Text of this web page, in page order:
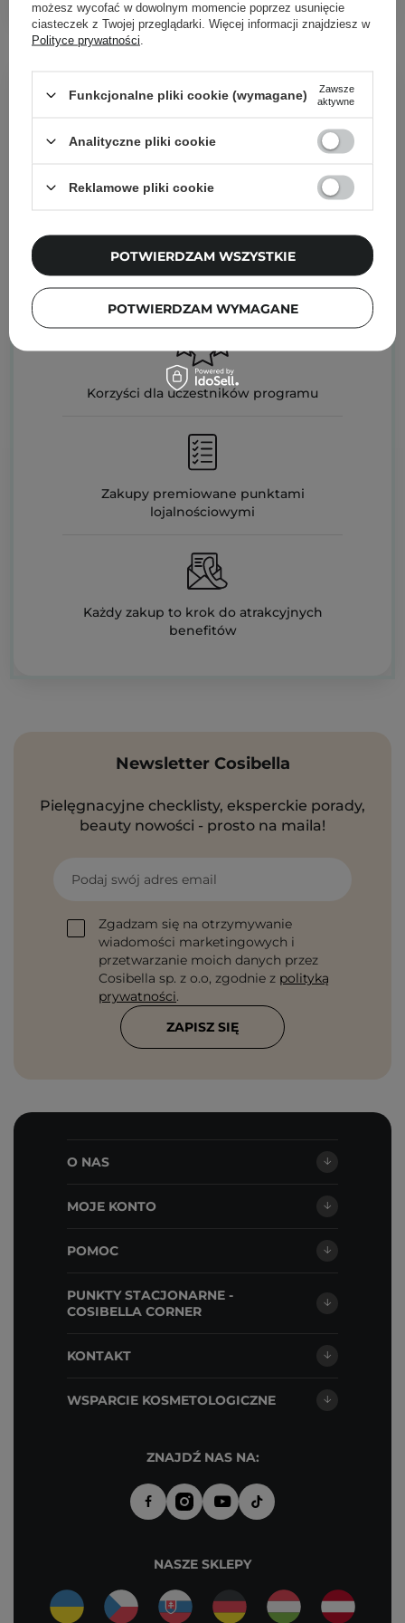
Program lojalnościowy
PRODUKTY ZA PUNKTY
Korzyści dla uczestników programu
Zakupy premiowane punktami
lojalnościowymi
Każdy zakup to krok do atrakcyjnych
benefitów
Newsletter Cosibella
Pielęgnacyjne checklisty, eksperckie porady,
beauty nowości - prosto na maila!
Podaj swój adres email
Zgadzam się na otrzymywanie
wiadomości marketingowych i
przetwarzanie moich danych przez
Cosibella sp. z o.o, zgodnie z polityką
prywatności.
ZAPISZ SIĘ
O NAS
MOJE KONTO
POMOC
PUNKTY STACJONARNE -
COSIBELLA CORNER
KONTAKT
WSPARCIE KOSMETOLOGICZNE
ZNAJDŹ NAS NA:
NASZE SKLEPY
możesz wycofać w dowolnym momencie poprzez usunięcie
ciasteczek z Twojej przeglądarki. Więcej informacji znajdziesz w
Polityce prywatności
Funkcjonalne pliki cookie (wymagane)
Zawsze
aktywne
Analityczne pliki cookie
Reklamowe pliki cookie
POTWIERDZAM WYMAGANE
POTWIERDZAM WSZYSTKIE